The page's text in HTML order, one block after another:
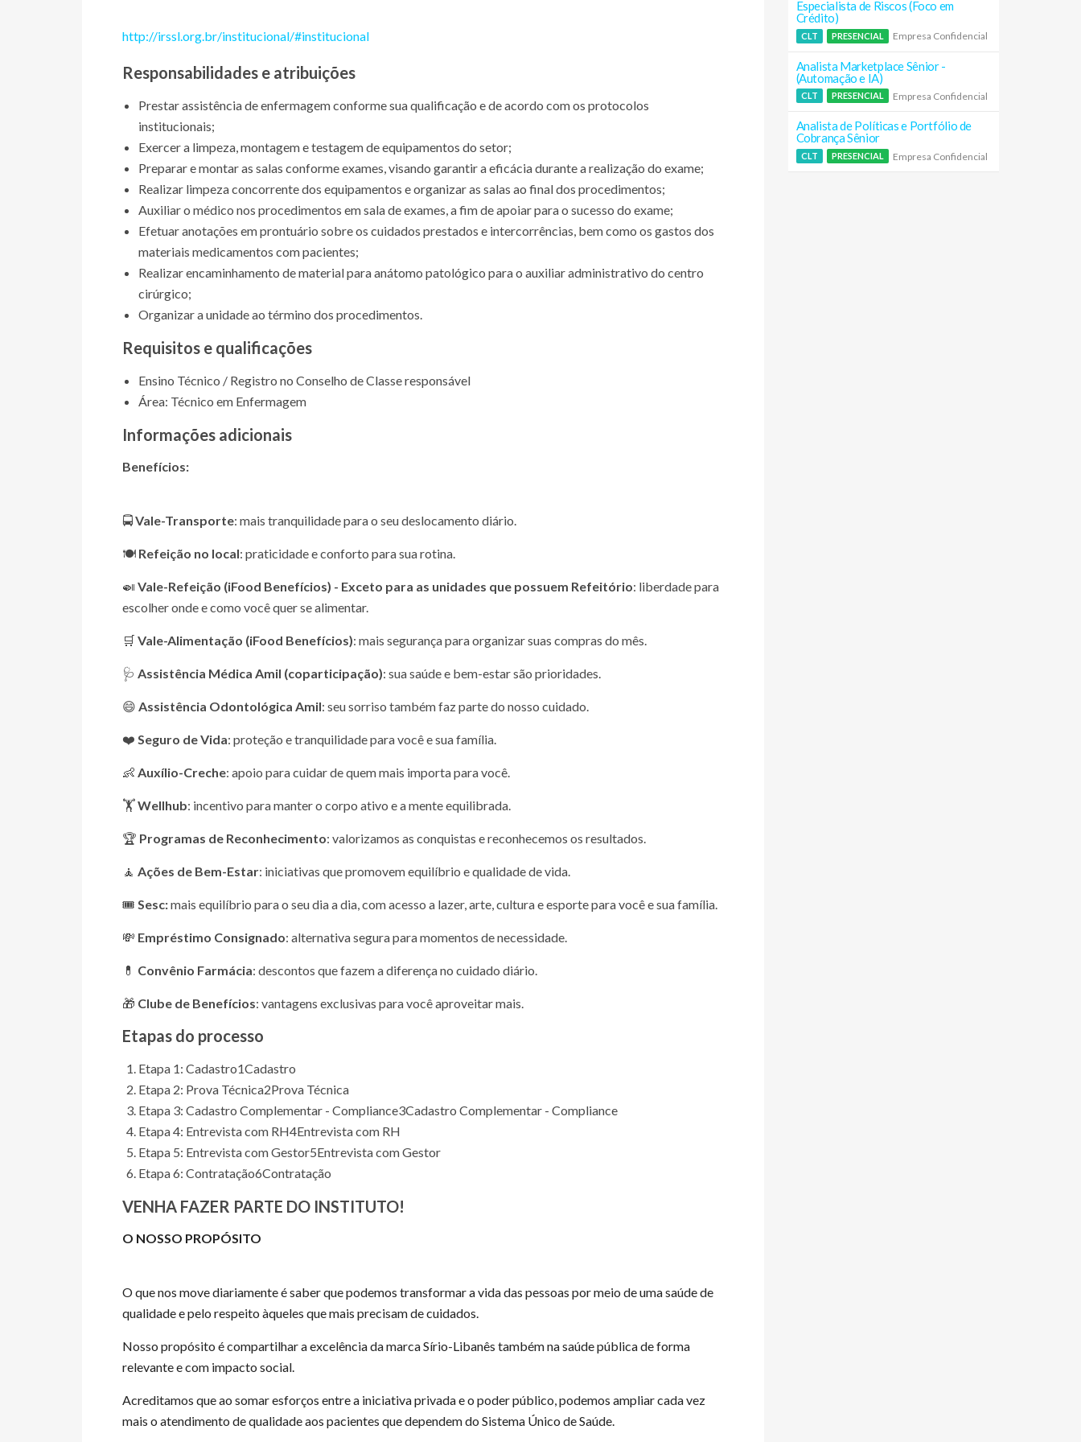
http://irssl.org.br/institucional/#institucional
Responsabilidades e atribuições
Prestar assistência de enfermagem conforme sua qualificação e de acordo com os protocolos
institucionais;
Exercer a limpeza, montagem e testagem de equipamentos do setor;
Preparar e montar as salas conforme exames, visando garantir a eficácia durante a realização do exame;
Realizar limpeza concorrente dos equipamentos e organizar as salas ao final dos procedimentos;
Auxiliar o médico nos procedimentos em sala de exames, a fim de apoiar para o sucesso do exame;
Efetuar anotações em prontuário sobre os cuidados prestados e intercorrências, bem como os gastos dos
materiais medicamentos com pacientes;
Realizar encaminhamento de material para anátomo patológico para o auxiliar administrativo do centro
cirúrgico;
Organizar a unidade ao término dos procedimentos.
Requisitos e qualificações
Ensino Técnico / Registro no Conselho de Classe responsável
Área: Técnico em Enfermagem
Informações adicionais
Benefícios:
🚍Vale-Transporte: mais tranquilidade para o seu deslocamento diário.
🍽️ Refeição no local: praticidade e conforto para sua rotina.
🍛 Vale-Refeição (iFood Benefícios) - Exceto para as unidades que possuem Refeitório: liberdade para
escolher onde e como você quer se alimentar.
🛒 Vale-Alimentação (iFood Benefícios): mais segurança para organizar suas compras do mês.
🩺 Assistência Médica Amil (coparticipação): sua saúde e bem-estar são prioridades.
😄 Assistência Odontológica Amil: seu sorriso também faz parte do nosso cuidado.
❤️ Seguro de Vida: proteção e tranquilidade para você e sua família.
👶 Auxílio-Creche: apoio para cuidar de quem mais importa para você.
🏋️Wellhub: incentivo para manter o corpo ativo e a mente equilibrada.
🏆 Programas de Reconhecimento: valorizamos as conquistas e reconhecemos os resultados.
🧘 Ações de Bem-Estar: iniciativas que promovem equilíbrio e qualidade de vida.
🎟️ Sesc:mais equilíbrio para o seu dia a dia, com acesso a lazer, arte, cultura e esporte para você e sua família.
💸 Empréstimo Consignado: alternativa segura para momentos de necessidade.
💊 Convênio Farmácia: descontos que fazem a diferença no cuidado diário.
🎁 Clube de Benefícios: vantagens exclusivas para você aproveitar mais.
Etapas do processo
Etapa 1: Cadastro1Cadastro
Etapa 2: Prova Técnica2Prova Técnica
Etapa 3: Cadastro Complementar - Compliance3Cadastro Complementar - Compliance
Etapa 4: Entrevista com RH4Entrevista com RH
Etapa 5: Entrevista com Gestor5Entrevista com Gestor
Etapa 6: Contratação6Contratação
VENHA FAZER PARTE DO INSTITUTO!
O NOSSO PROPÓSITO
O que nos move diariamente é saber que podemos transformar a vida das pessoas por meio de uma saúde de
qualidade e pelo respeito àqueles que mais precisam de cuidados.
Nosso propósito é compartilhar a excelência da marca Sírio-Libanês também na saúde pública de forma
relevante e com impacto social.
Acreditamos que ao somar esforços entre a iniciativa privada e o poder público, podemos ampliar cada vez
mais o atendimento de qualidade aos pacientes que dependem do Sistema Único de Saúde.
Especialista de Riscos (Foco em
Crédito)
CLT PRESENCIAL Empresa Confidencial
Analista Marketplace Sênior -
(Automação e IA)
CLT PRESENCIAL Empresa Confidencial
Analista de Políticas e Portfólio de
Cobrança Sênior
CLT PRESENCIAL Empresa Confidencial